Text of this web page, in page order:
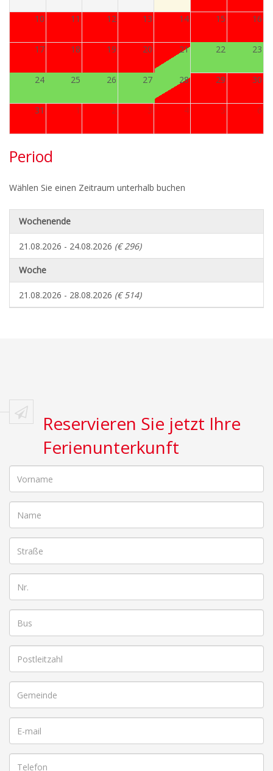
10 11 12 13 14 15 16
17 18 19 20 21 22 23
24 25 26 27 28 29 30
31 1 2 3 4 5 6
Period
Wählen Sie einen Zeitraum unterhalb buchen
Wochenende
21.08.2026 - 24.08.2026 (€ 296)
Woche
21.08.2026 - 28.08.2026 (€ 514)
Reservieren Sie jetzt Ihre
Ferienunterkunft